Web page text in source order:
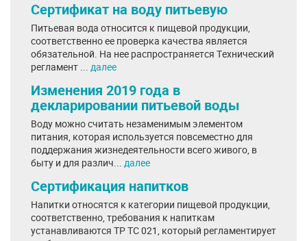
Сертификат на воду питьевую
Питьевая вода относится к пищевой продукции,
соответственно ее проверка качества является
обязательной. На нее распространяется Технический
регламент ... далее
Изменения 2019 года в
декларировании питьевой воды
Воду можно считать незаменимым элементом
питания, которая используется повсеместно для
поддержания жизнедеятельности всего живого, в
быту и для различ... далее
Сертификация напитков
Напитки относятся к категории пищевой продукции,
соответственно, требования к напиткам
устанавливаются ТР ТС 021, который регламентирует